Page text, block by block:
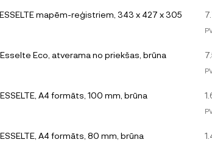
mapēm-reģistriem, 343 x 427 x 305
Eco, atverama no priekšas, brūna
A4 formāts, 100 mm, brūna
A4 formāts, 80 mm, brūna